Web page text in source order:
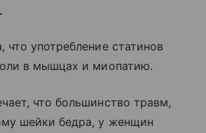
что употребление статинов
в мышцах и миопатию.
что большинство травм,
шейки бедра, у женщин